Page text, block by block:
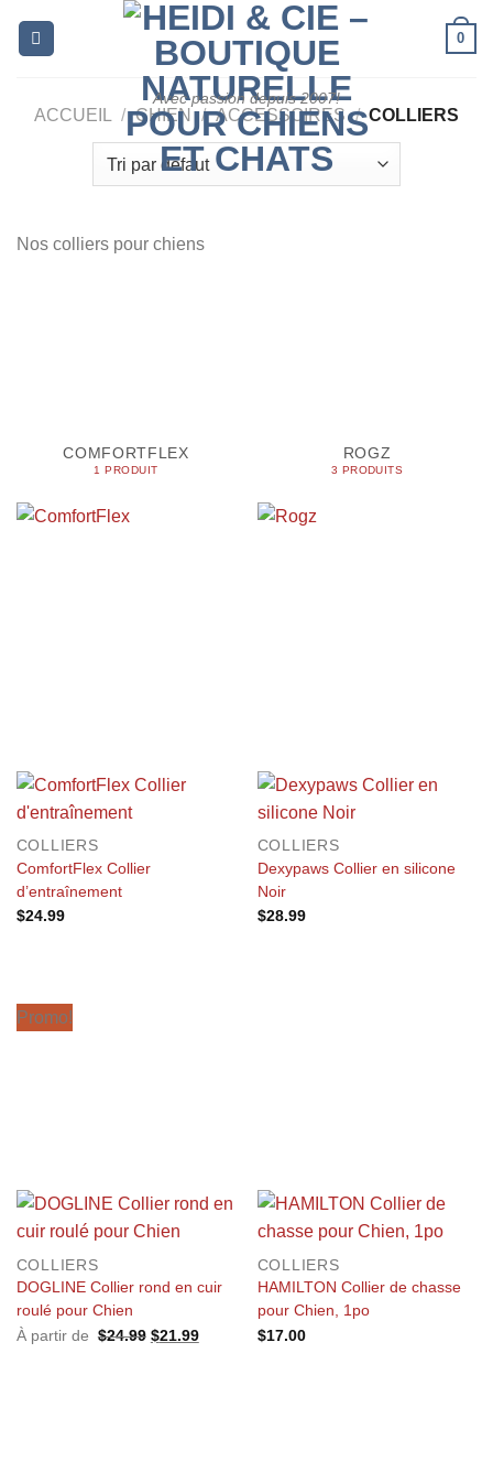
Avec passion depuis 2007!
0
ACCUEIL / CHIEN / ACCESSOIRES / COLLIERS
Nos colliers pour chiens
COMFORTFLEX
1 PRODUIT
ROGZ
3 PRODUITS
COLLIERS
ComfortFlex Collier
d’entraînement
$24.99
COLLIERS
Dexypaws Collier en silicone
Noir
$28.99
Promo!
COLLIERS
DOGLINE Collier rond en cuir
roulé pour Chien
À partir de$24.99 Le
$21.99Le
COLLIERS
HAMILTON Collier de chasse
pour Chien, 1po
$17.00